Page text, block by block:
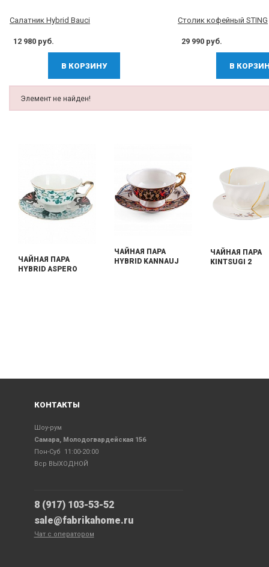
Cалатник Hybrid Bauci
12 980 руб.
В КОРЗИНУ
Столик кофейный STING
29 990 руб.
В
Элемент не найден!
ЧАЙНАЯ ПАРА
HYBRID ASPERO
ЧАЙНАЯ ПАРА
HYBRID KANNAUJ
ЧАЙНАЯ ПАРА
KINTSUGI 2
КОНТАКТЫ
Шоу-рум
Самара, Молодогвардейская 156
Пон-Суб 11:00-20:00
Вср ВЫХОДНОЙ
8 (917) 103-53-52
sale@fabrikahome.ru
Чат с оператором